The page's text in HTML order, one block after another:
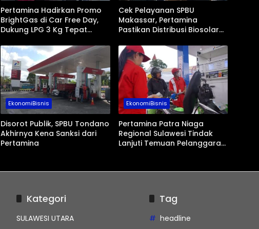
Pertamina Hadirkan Promo
BrightGas di Car Free Day,
Dukung LPG 3 Kg Tepat
Cek Pelayanan SPBU
Makassar, Pertamina
Pastikan Distribusi Biosolar
EkonomiBisnis
Disorot Publik, SPBU Tondano
Akhirnya Kena Sanksi dari
Pertamina
EkonomiBisnis
Pertamina Patra Niaga
Regional Sulawesi Tindak
Lanjuti Temuan Pelanggaran
Kategori
SULAWESI UTARA
Tag
headline